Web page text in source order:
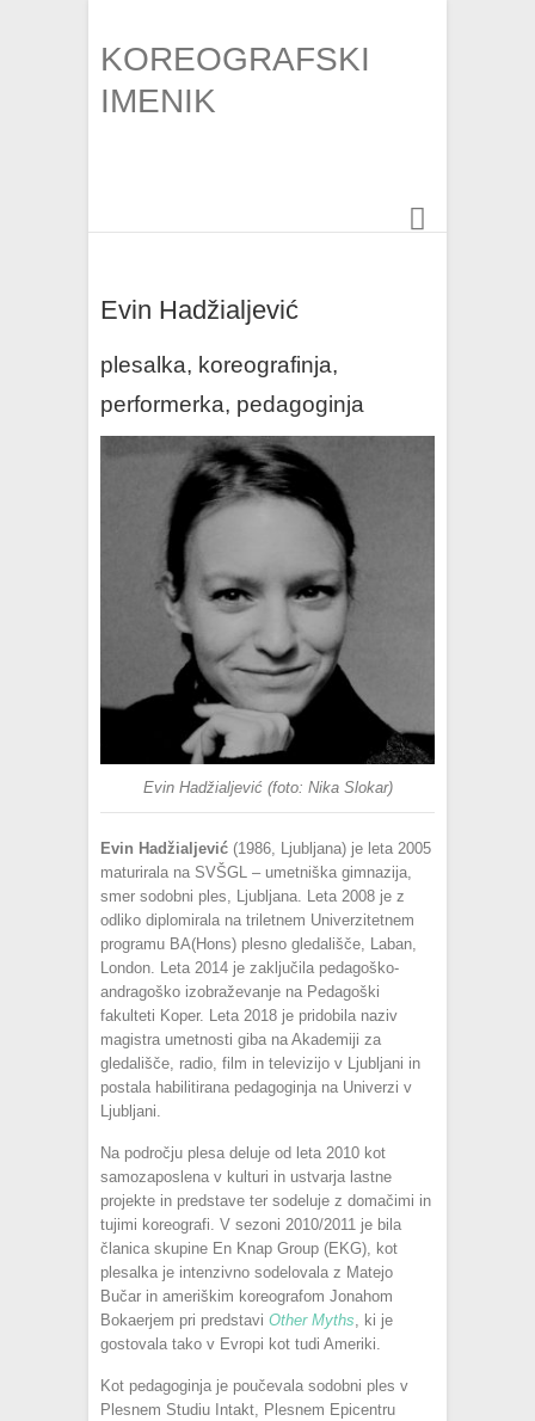
KOREOGRAFSKI
IMENIK
Evin Hadžialjević
plesalka, koreografinja,
performerka, pedagoginja
Evin Hadžialjević (foto: Nika Slokar)
Evin Hadžialjević (1986, Ljubljana) je leta 2005
maturirala na SVŠGL – umetniška gimnazija,
smer sodobni ples, Ljubljana. Leta 2008 je z
odliko diplomirala na triletnem Univerzitetnem
programu BA(Hons) plesno gledališče, Laban,
London. Leta 2014 je zaključila pedagoško-
andragoško izobraževanje na Pedagoški
fakulteti Koper. Leta 2018 je pridobila naziv
magistra umetnosti giba na Akademiji za
gledališče, radio, film in televizijo v Ljubljani in
postala habilitirana pedagoginja na Univerzi v
Ljubljani.
Na področju plesa deluje od leta 2010 kot
samozaposlena v kulturi in ustvarja lastne
projekte in predstave ter sodeluje z domačimi in
tujimi koreografi. V sezoni 2010/2011 je bila
članica skupine En Knap Group (EKG), kot
plesalka je intenzivno sodelovala z Matejo
Bučar in ameriškim koreografom Jonahom
Bokaerjem pri predstavi Other Myths, ki je
gostovala tako v Evropi kot tudi Ameriki.
Kot pedagoginja je poučevala sodobni ples v
Plesnem Studiu Intakt, Plesnem Epicentru